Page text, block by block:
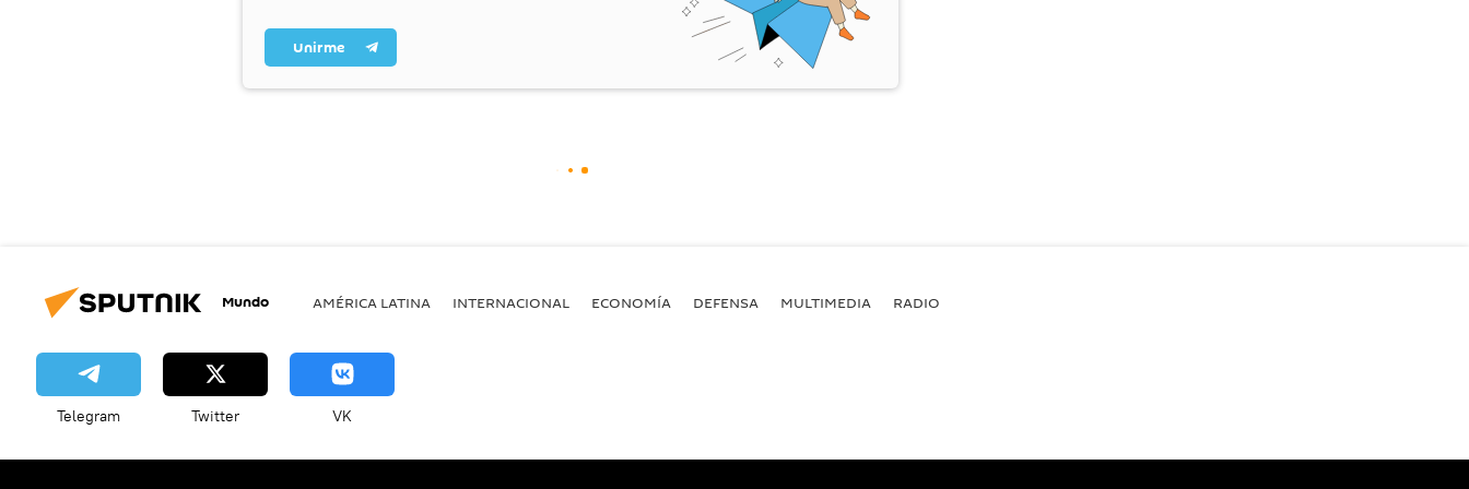
Unirme
Mundo AMÉRICA LATINA INTERNACIONAL ECONOMÍA DEFENSA MULTIMEDIA RADIO
Telegram Twitter VK